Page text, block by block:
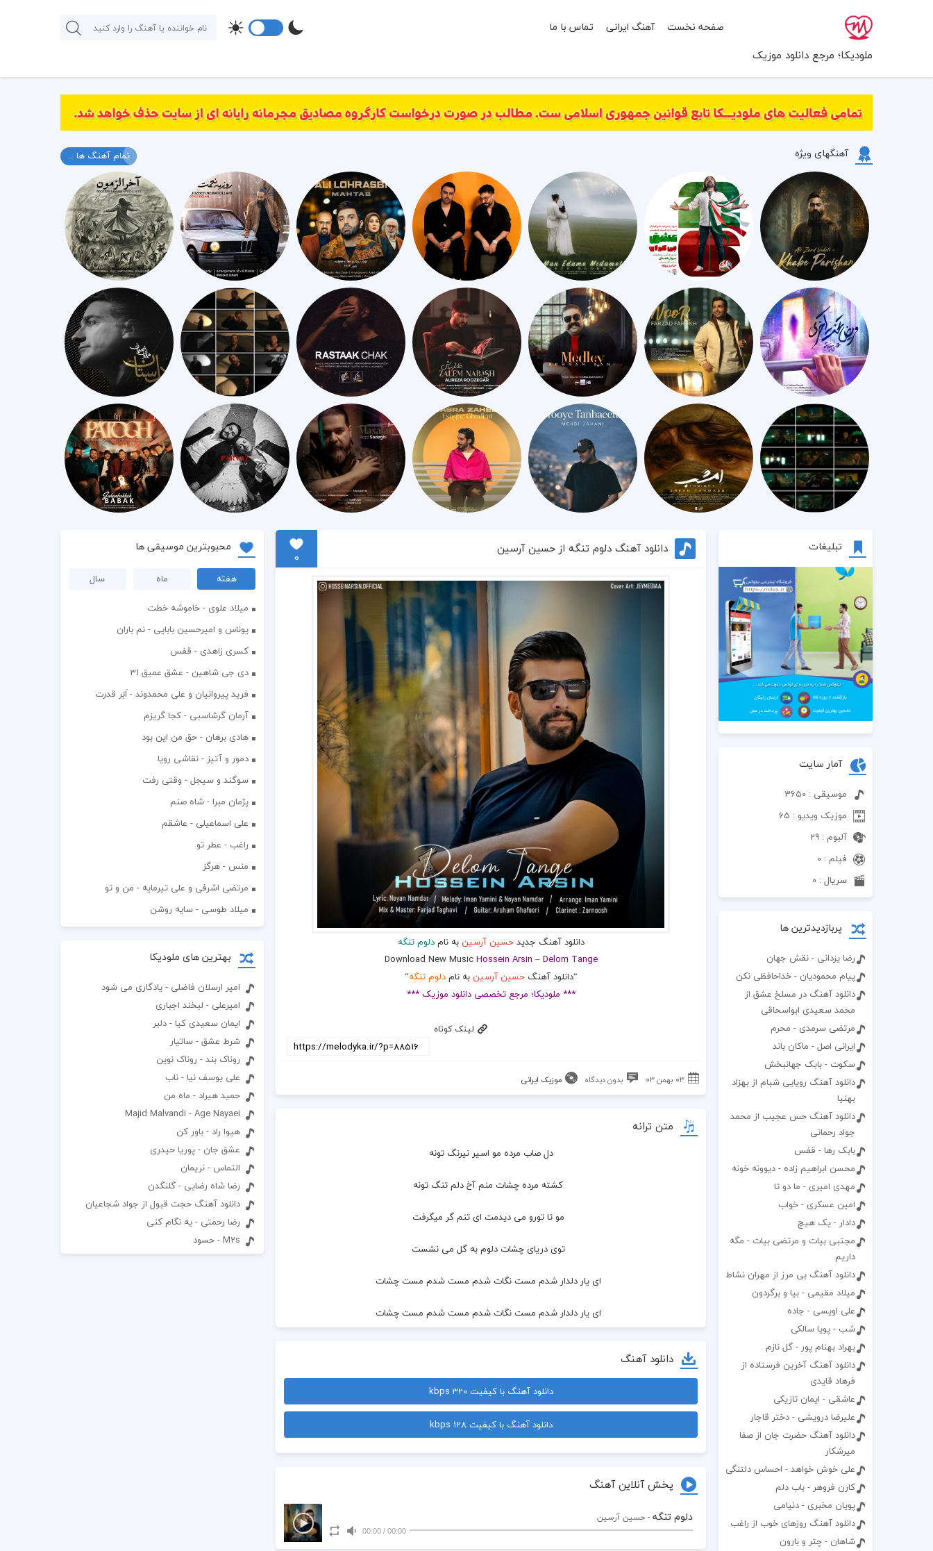
ملودیکا؛ مرجع دانلود موزیک
صفحه نخست آهنگ ایرانی تماس با ما
آهنگهای ویژه تمام آهنگ ها ...
تبلیغات
آمار سایت
موسیقی : 3650
موزیک ویدیو : 65
آلبوم : 29
فیلم : 0
سریال : 0
پربازدیدترین ها
رضا یزدانی - نقش جهان
پیام محمودیان - خداحافظی نکن
دانلود آهنگ در مسلخ عشق از
محمد سعیدی ابواسحاقی
مرتضی سرمدی - محرم
ایرانی اصل - ماکان باند
سکوت - بابک جهانبخش
دانلود آهنگ رویایی شبام از بهزاد
بهنیا
دانلود آهنگ حس عجیب از محمد
جواد رحمانی
بابک رها - قفس
محسن ابراهیم زاده - دیوونه خونه
مهدی امیری - ما دو تا
امین عسکری - خواب
دادار - یک هیچ
مجتبی بیات و مرتضی بیات - مگه
داریم
دانلود آهنگ بی مرز از مهران نشاط
میلاد مقیمی - بیا و برگردون
علی اویسی - جاده
شب - پویا سالکی
بهراد بهنام پور - گل نازم
دانلود آهنگ آخرین فرستاده از
فرهاد قایدی
عاشقی - ایمان تازیکی
علیرضا درویشی - دختر قاجار
دانلود آهنگ حضرت جان از صفا
میرشکار
علی خوش خواهد - احساس دلتنگى
کارن فروهر - باب دلم
پویان مخبری - دنیامی
دانلود آهنگ روزهای خوب از راغب
شاهان - چتر و بارون
دانلود آهنگ دلوم تنگه از حسین آرسین
0
دانلود آهنگ جدیدحسین آرسین به نامدلوم تنگه
Download New MusicHossein Arsin –Delom Tange
“دانلود آهنگ حسین آرسین به نامدلوم تنگه“
*** ملودیکا؛ مرجع تخصصی دانلود موزیک ***
لینک کوتاه
۰۳ بهمن ۰۳ بدون دیدگاه موزیک ایرانی
متن ترانه
دل صاب مرده مو اسیر نیرنگ تونه
  کشته مرده چشات منم آخ دلم تنگ تونه
  مو تا تورو می دیدمت ای تنم گر میگرفت
  توی دریای چشات دلوم به گل می نشست
  ای یار دلدار شدم مست نگات شدم مست شدم مست چشات
  ای یار دلدار شدم مست نگات شدم مست شدم مست چشات
  نگیره دلت یه وقت بیا جونم فدات
  تو با چشمون سیات خواب میاری تو شبام
  تو فقط اراده کن تا نوک‌ قاف میرم برات
دانلود آهنگ
دانلود آهنگ با کیفیت 320 kbps
دانلود آهنگ با کیفیت 128 kbps
پخش آنلاین آهنگ
دلوم تنگه - حسین آرسین
00:00
/
00:00
محبوبترین موسیقی ها
هفته ماه
سال
میلاد علوی - خاموشه خطت
یوناس و امیرحسین بابایی - نم باران
کسری زاهدی - قفس
دی جی شاهین - عشق عمیق 31
فرید پیروانیان و علی محمدوند - اَبَر قدرت
آرمان گرشاسبی - کجا گریزم
هادی برهان - حق من این بود
دمور و آتیز - نقاشی رویا
سوگند و سیجل - وقتی رفت
پژمان مبرا - شاه صنم
علی اسماعیلی - عاشقم
راغب - عطر تو
منس - هرگز
مرتضی اشرفی و علی تیرمایه - من و تو
میلاد طوسی - سایه روشن
بهترین های ملودیکا
امیر ارسلان فاضلی - یادگاری می شود
امیرعلی - لبخند اجباری
ایمان سعیدی کیا - دلبر
شرط عشق - ساتیار
روناک بند - روناک نوین
علی یوسف نیا - ناب
حمید هیراد - ماه من
Majid Malvandi - Age Nayaei
هیوا راد - باور کن
عشق جان - پوریا حیدری
التماس - نریمان
رضا شاه رضایی - گلنگدن
دانلود آهنگ حجت قبول از جواد شجاعیان
رضا رحمتی - یه نگام کنی
M2s - حسود